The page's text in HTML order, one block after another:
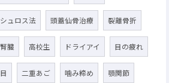
シュロス法 頭蓋仙骨治療 裂離骨折
腎臓 高校生 ドライアイ 目の疲れ
目 二重あご 噛み締め 顎関節